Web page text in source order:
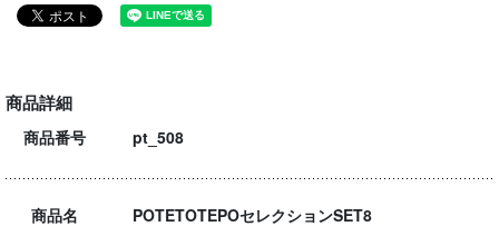
商品詳細
商品番号 pt_508
商品名 POTETOTEPOセレクションSET8